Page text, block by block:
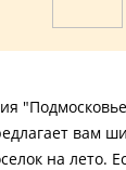
вам
на лето.